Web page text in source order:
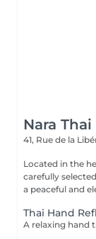
Nara
41, Rue de la
Located in the
carefully
a peaceful and
Thai Hand